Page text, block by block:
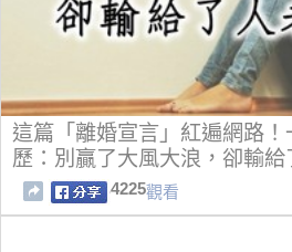
這篇「離婚宣言」紅遍網路
歷：別贏了大風大浪，卻輸給
4225觀看